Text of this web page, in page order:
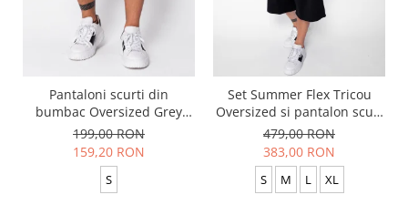
Pantaloni scurti din
bumbac Oversized Grey
Anthracite
199,00 RON
159,20 RON
S
Set Summer Flex Tricou
Oversized si pantalon scurt
Baggy Black
479,00 RON
383,00 RON
S M L XL